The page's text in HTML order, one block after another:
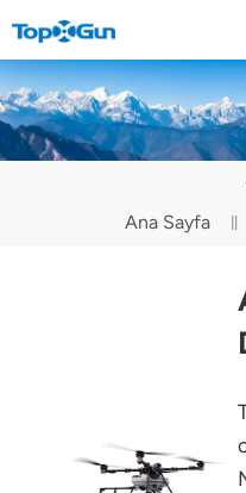
BİZE ULAŞIN
English
Tiếng
Ana Sayfa